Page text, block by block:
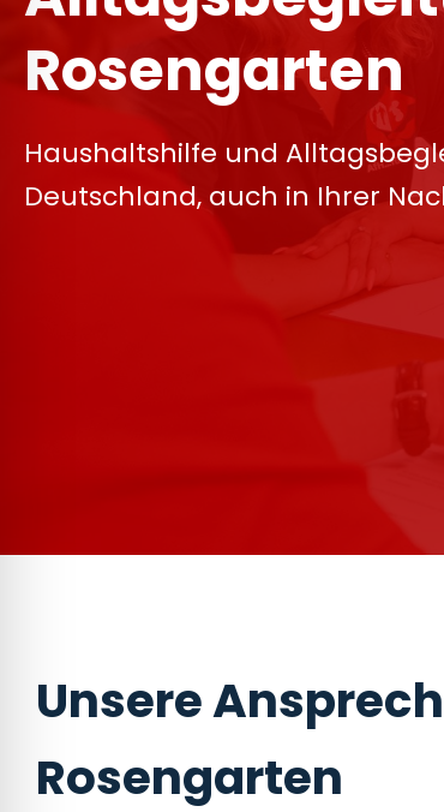
Rosengarten
Haushaltshilfe und
Deutschland, auch in Ihrer
Unsere
Rosengarten